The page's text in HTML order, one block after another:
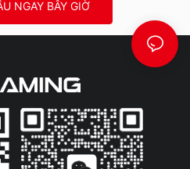
NGAY BÂY GIỜ